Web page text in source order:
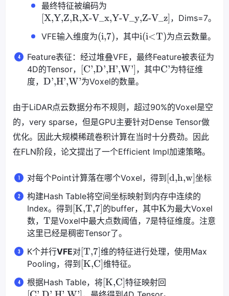
最终特征被编码为
[X,Y,Z,R,X-V_x,Y-V_y,Z-V_z] ，Dims=7。
VFE输入维度为(i,7)，其中i(i<T)为点云数量。
Feature表征：经过堆叠VFE，最终Feature被表征为
4D的Tensor，
[C',D',H',W'] ，其中C'为特征维
度， D',H',W'为Voxel的数量。
由于LiDAR点云数据分布不规则，超过90%的Voxel是空
的，very sparse，但是GPU主要针对Dense Tensor做
优化。因此大规模稀疏卷积计算在当时十分费劲。因此
在FLN阶段，论文提出了一个Efficient Impl加速策略。
对每个Point计算落在哪个Voxel，得到 [d,h,w]坐标
构建Hash Table将空间坐标映射到内存中连续的
Index。得到 [K,T,7]的buffer，其中K为最大Voxel
数， T是Voxel中最大点数阈值，7是特征维度。注意
这里已经是稠密Tensor了。
K个并行VFE对[T,7]维的特征进行处理，使用Max
Pooling，得到 [K,C]维特征。
根据Hash Table，将[K,C]特征映射回